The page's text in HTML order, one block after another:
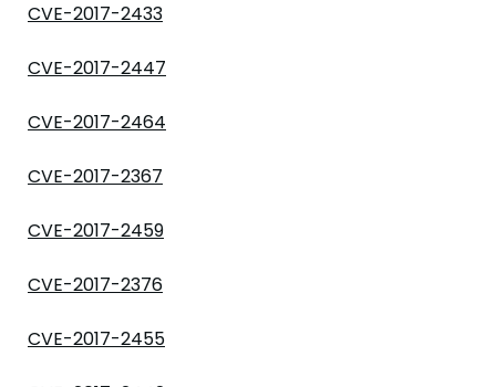
CVE-2017-2433
CVE-2017-2447
CVE-2017-2464
CVE-2017-2367
CVE-2017-2459
CVE-2017-2376
CVE-2017-2455